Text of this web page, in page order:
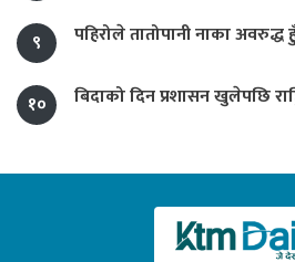
९ पहिरोले तातोपानी नाका अवरुद्ध
१० बिदाको दिन प्रशासन खुलेपछि